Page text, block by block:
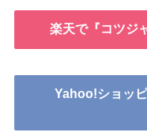
楽天で『コツジ
Yahoo!ショッ